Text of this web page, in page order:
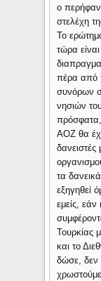
ο
στελέχη
Το
τώρα
πέρα από
συνόρων
νησιών
πρόσφατα,
ΑΟΖ θα
δανειστές
τα
εξηγηθεί
εμείς,
Τουρκίας
και το
δώσε, δεν